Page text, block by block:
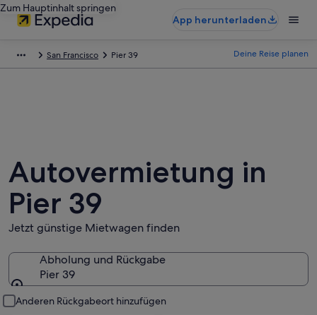
Zum Hauptinhalt springen
App herunterladen
San Francisco Pier 39 Deine Reise planen
Autovermietung in
Pier 39
Jetzt günstige Mietwagen finden
Abholung und Rückgabe
Pier 39
Anderen Rückgabeort hinzufügen